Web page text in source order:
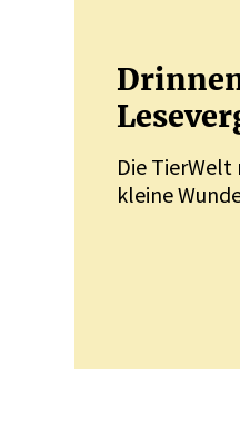
Die
kleine